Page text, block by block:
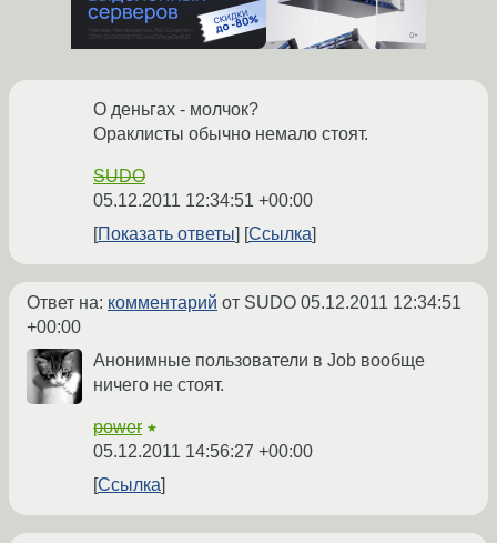
О деньгах - молчок?
Ораклисты обычно немало стоят.
SUDO
05.12.2011 12:34:51 +00:00
Показать ответы
Ссылка
Ответ на: комментарий от SUDO 05.12.2011 12:34:51
+00:00
Анонимные пользователи в Job вообще
ничего не стоят.
power ★
05.12.2011 14:56:27 +00:00
Ссылка